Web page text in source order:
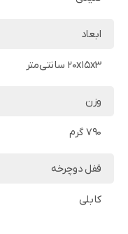
ابعاد
20x15x3 سانتی‌متر
وزن
790 گرم
قفل دوچرخه
کابلی